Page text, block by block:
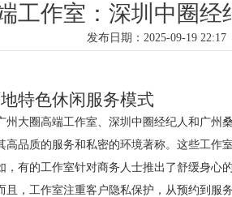
工作室：深圳中圈
发布日期：2025-09-19
特色休闲服务模式
州大圈高端工作室、深圳中圈经纪人和广州
高品质的服务和私密的环境著称。这些工作
，有的工作室针对商务人士推出了舒缓身心
且，工作室注重客户隐私保护，从预约到服